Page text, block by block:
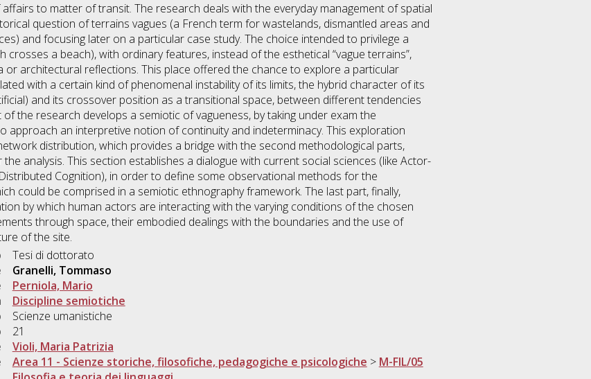
to matter of transit. The research deals with the everyday management of spatial
question of terrains vagues (a French term for wastelands, dismantled areas and
and focusing later on a particular case study. The choice intended to privilege a
crosses a beach), with ordinary features, instead of the esthetical “vague terrains”,
architectural reflections. This place offered the chance to explore a particular
with a certain kind of phenomenal instability of its limits, the hybrid character of its
and its crossover position as a transitional space, between different tendencies
the research develops a semiotic of vagueness, by taking under exam the
approach an interpretive notion of continuity and indeterminacy. This exploration
distribution, which provides a bridge with the second methodological parts,
analysis. This section establishes a dialogue with current social sciences (like Actor-
Cognition), in order to define some observational methods for the
could be comprised in a semiotic ethnography framework. The last part, finally,
by which human actors are interacting with the varying conditions of the chosen
through space, their embodied dealings with the boundaries and the use of
of the site.
Tesi di dottorato
Granelli, Tommaso
Perniola, Mario
Discipline semiotiche
Scienze umanistiche
21
Violi, Maria Patrizia
Area 11 - Scienze storiche, filosofiche, pedagogiche e psicologiche > M-FIL/05